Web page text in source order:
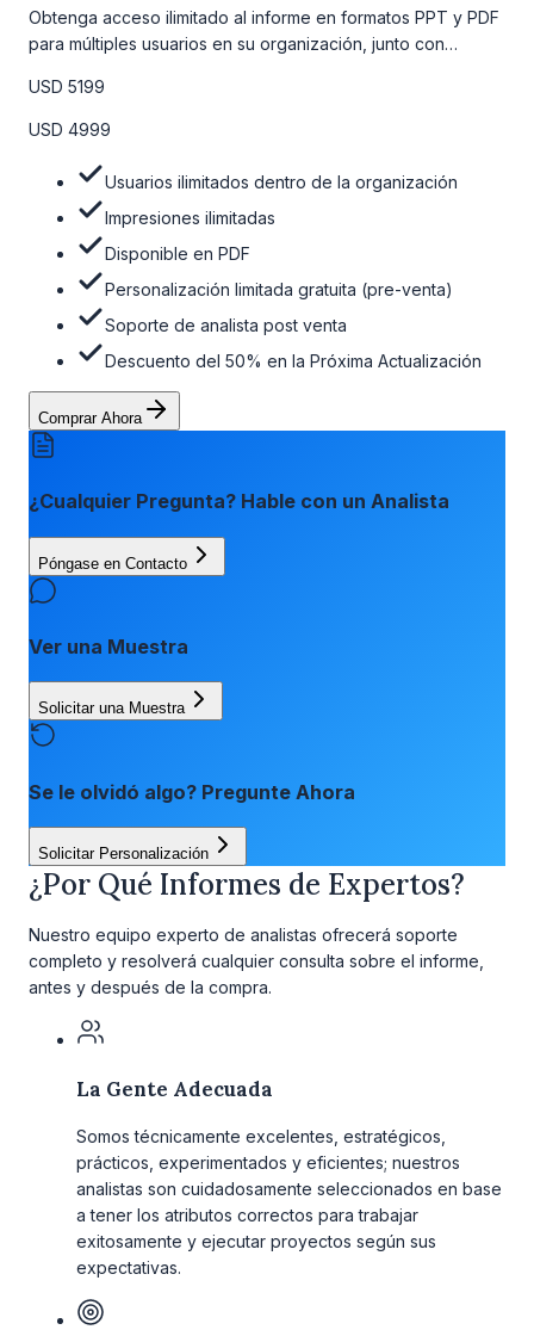
Obtenga acceso ilimitado al informe en formatos PPT y PDF
para múltiples usuarios en su organización, junto con
venta, el soporte post-venta de nuestros analistas y una
opción de actualización gratuita del informe dentro de 180
la tabla de precios a continuación.
USD 5199
USD 4999
Usuarios ilimitados dentro de la organización
Impresiones ilimitadas
Disponible en PDF
Personalización limitada gratuita (pre-venta)
Soporte de analista post venta
Descuento del 50% en la Próxima Actualización
Comprar Ahora
¿Cualquier Pregunta? Hable con un Analista
Póngase en Contacto
Ver una Muestra
Solicitar una Muestra
Se le olvidó algo? Pregunte Ahora
Solicitar Personalización
¿Por Qué Informes de Expertos?
Nuestro equipo experto de analistas ofrecerá soporte
completo y resolverá cualquier consulta sobre el informe,
antes y después de la compra.
La Gente Adecuada
Somos técnicamente excelentes, estratégicos,
prácticos, experimentados y eficientes; nuestros
analistas son cuidadosamente seleccionados en base
a tener los atributos correctos para trabajar
exitosamente y ejecutar proyectos según sus
expectativas.